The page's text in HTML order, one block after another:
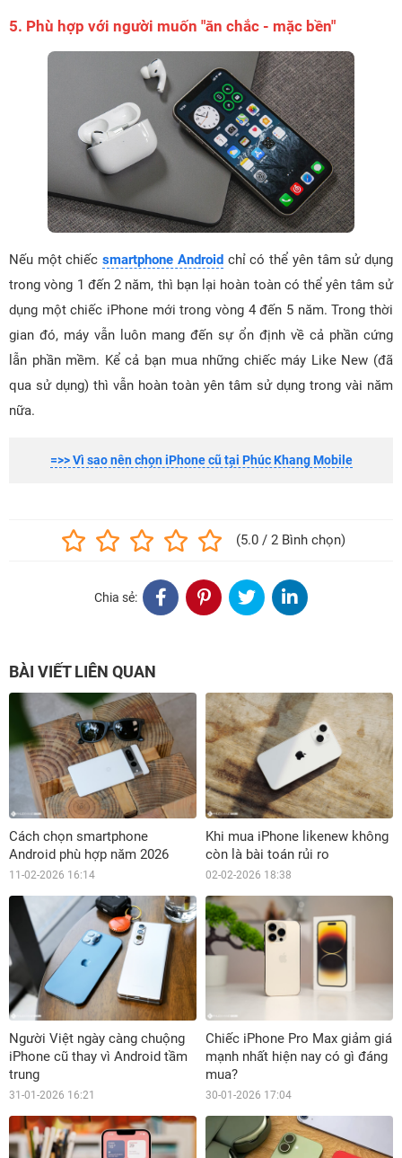
5. Phù hợp với người muốn "ăn chắc - mặc bền"
Nếu một chiếcsmartphone Android chỉ có thể yên tâm sử dụng
trong vòng 1 đến 2 năm, thì bạn lại hoàn toàn có thể yên tâm sử
dụng một chiếc iPhone mới trong vòng 4 đến 5 năm. Trong thời
gian đó, máy vẫn luôn mang đến sự ổn định về cả phần cứng
lẫn phần mềm. Kể cả bạn mua những chiếc máy Like New (đã
qua sử dụng) thì vẫn hoàn toàn yên tâm sử dụng trong vài năm
nữa.
=>> Vì sao nên chọn iPhone cũ tại Phúc Khang Mobile
(5.0 / 2 Bình chọn)
Chia sẻ:
BÀI VIẾT LIÊN QUAN
Cách chọn smartphone
Android phù hợp năm 2026
11-02-2026 16:14
Khi mua iPhone likenew không
còn là bài toán rủi ro
02-02-2026 18:38
Người Việt ngày càng chuộng
iPhone cũ thay vì Android tầm
trung
31-01-2026 16:21
Chiếc iPhone Pro Max giảm giá
mạnh nhất hiện nay có gì đáng
mua?
30-01-2026 17:04